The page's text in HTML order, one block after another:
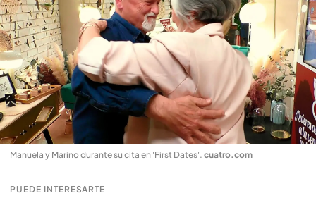
Manuela y Marino durante su cita en 'First Dates'. cuatro.com
PUEDE INTERESARTE